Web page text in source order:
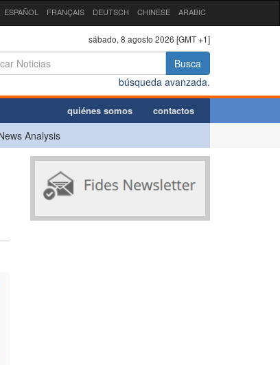
ESPAÑOL FRANÇAIS DEUTSCH CHINESE ARABIC
sábado, 8 agosto 2026 [GMT +1]
Busca
búsqueda avanzada.
quiénes somos contactos
Analysis